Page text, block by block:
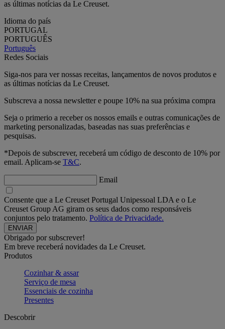
as últimas notícias da Le Creuset.
Idioma do país
PORTUGAL
PORTUGUÊS
Português
Redes Sociais
Siga-nos para ver nossas receitas, lançamentos de novos produtos e
as últimas notícias da Le Creuset.
Subscreva a nossa newsletter e poupe 10% na sua próxima compra
Seja o primerio a receber os nossos emails e outras comunicações de
marketing personalizadas, baseadas nas suas preferências e
pesquisas.
*Depois de subscrever, receberá um código de desconto de 10% por
email. Aplicam-se T&C.
Email
Consente que a Le Creuset Portugal Unipessoal LDA e o Le
Creuset Group AG giram os seus dados como responsáveis
conjuntos pelo tratamento. Política de Privacidade.
Obrigado por subscrever!
Em breve receberá novidades da Le Creuset.
Produtos
Cozinhar & assar
Serviço de mesa
Essenciais de cozinha
Presentes
Descobrir